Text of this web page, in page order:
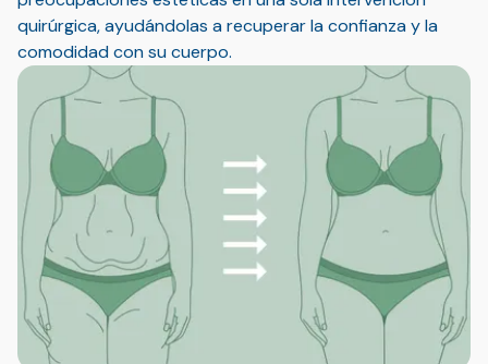
quirúrgica, ayudándolas a recuperar la confianza y la
comodidad con su cuerpo.